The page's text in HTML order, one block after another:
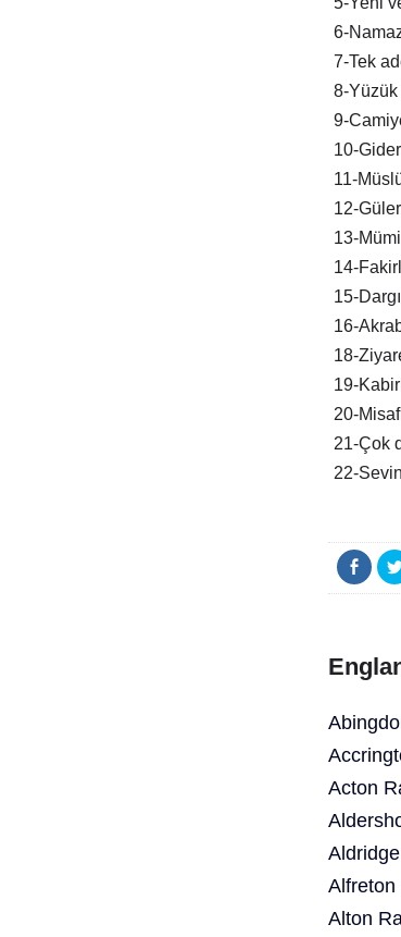
6-
7-Tek
8-
9-
10-
11-
12-
13-
14-
15-
16-
18-
19-
20-
21-Çok
22-
Acton
Alfreton
Alton